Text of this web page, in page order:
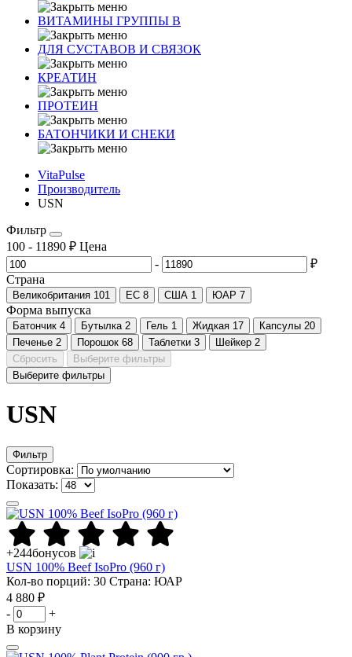
ВИТАМИНЫ ГРУППЫ В
ДЛЯ СУСТАВОВ И СВЯЗОК
КРЕАТИН
ПРОТЕИН
БАТОНЧИКИ И СНЕКИ
VitaPulse
Производитель
USN
Фильтр
100 - 11890 ₽ Цена
-
₽
Страна
Великобритания 101 ЕС 8 США 1 ЮАР 7
Форма выпуска
Батончик 4 Бутылка 2 Гель 1 Жидкая 17 Капсулы 20
Печенье 2 Порошок 68 Таблетки 3 Шейкер 2
Сбросить
Выберите фильтры
Выберите фильтры
USN
Фильтр
Сортировка:
Показать:
+244бонусов
USN 100% Beef IsoPro (960 г)
Кол-во порций: 30 Страна: ЮАР
4 880 ₽
-
+
В корзину